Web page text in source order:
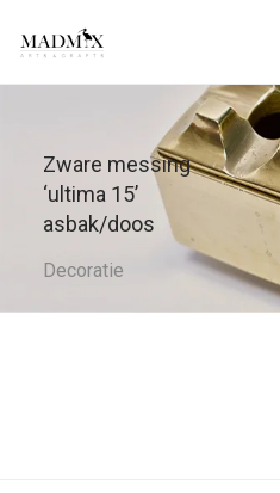
Zware messing
‘ultima 15’
asbak/doos
Decoratie